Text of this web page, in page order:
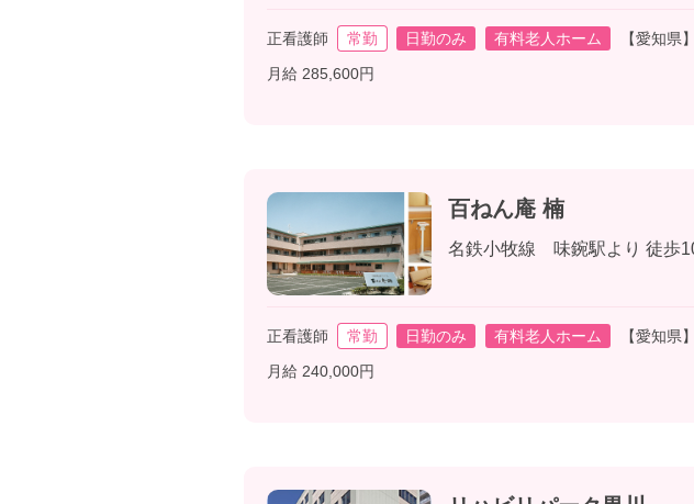
正看護師 常勤 日勤のみ 有料老人ホーム
【愛知県
月給 285,600円
百ねん庵 楠
名鉄小牧線 味鋺駅より 徒歩
正看護師 常勤 日勤のみ 有料老人ホーム
【愛知県
月給 240,000円